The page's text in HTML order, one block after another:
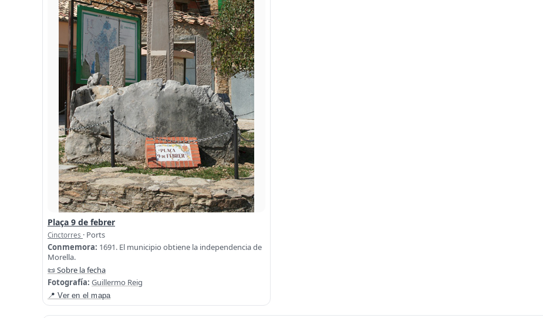
Plaça 9 de febrer
Cinctorres · Ports
Conmemora: 1691. El municipio obtiene la independencia de
Morella.
📜 Sobre la fecha
Fotografía: Guillermo Reig
📍 Ver en el mapa